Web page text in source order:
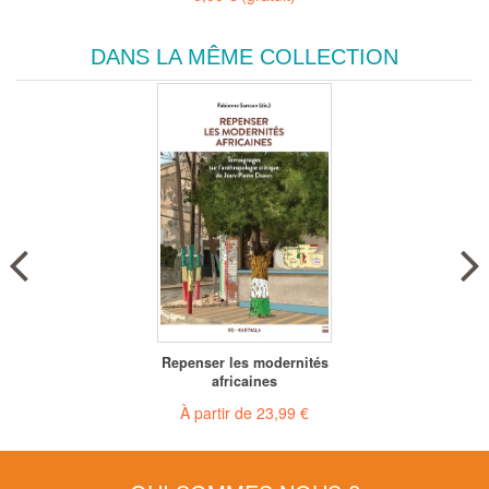
DANS LA MÊME COLLECTION
Repenser les modernités
africaines
À partir de 23,99 €